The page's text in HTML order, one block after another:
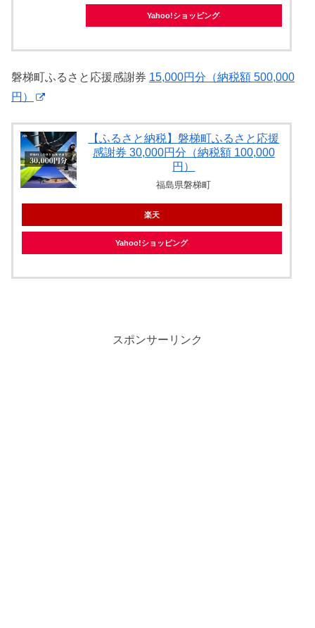
Yahoo!ショッピング
磐梯町ふるさと応援感謝券 15,000円分（納税額 500,000
円）
【ふるさと納税】磐梯町ふるさと応援
感謝券 30,000円分（納税額 100,000
円）
福島県磐梯町
楽天
Yahoo!ショッピング
スポンサーリンク